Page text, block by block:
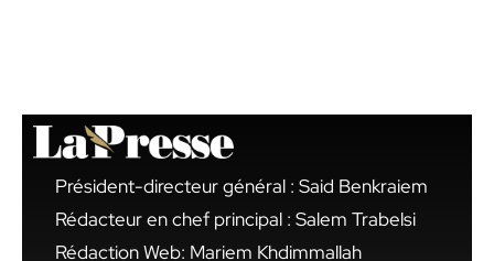
Président-directeur général : Said Benkraiem
Rédacteur en chef principal : Salem Trabelsi
Rédaction Web: Mariem Khdimmallah